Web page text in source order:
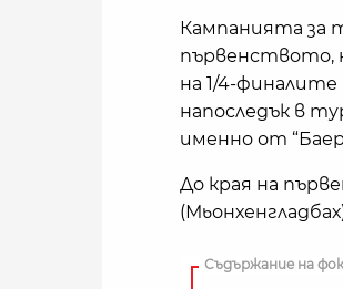
Кампанията за
първенството,
на 1/4-
напоследък в
именно от
До края на